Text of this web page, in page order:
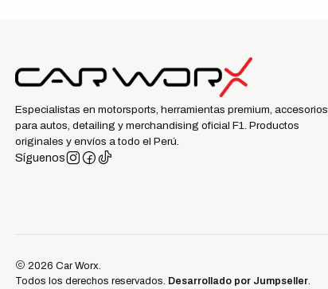
Especialistas en motorsports, herramientas premium, accesorios
para autos, detailing y merchandising oficial F1. Productos
originales y envíos a todo el Perú.
Síguenos
2026 Car Worx.
Todos los derechos reservados. Desarrollado por Jumpseller.